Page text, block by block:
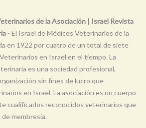
de la Asociación | Israel Revista
- El Israel de Médicos Veterinarios de la
en 1922 por cuatro de un total de siete
en Israel en el tiempo. La
es una sociedad profesional,
sin fines de lucro que
en Israel. La asociación es un cuerpo
cualificados reconocidos veterinarios que
membresía.